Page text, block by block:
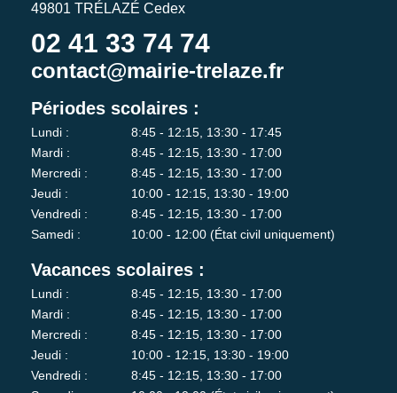
49801 TRÉLAZÉ Cedex
02 41 33 74 74
contact@mairie-trelaze.fr
Périodes scolaires :
Lundi :
8:45 - 12:15, 13:30 - 17:45
Mardi :
8:45 - 12:15, 13:30 - 17:00
Mercredi :
8:45 - 12:15, 13:30 - 17:00
Jeudi :
10:00 - 12:15, 13:30 - 19:00
Vendredi :
8:45 - 12:15, 13:30 - 17:00
Samedi :
10:00 - 12:00 (État civil uniquement)
Vacances scolaires :
Lundi :
8:45 - 12:15, 13:30 - 17:00
Mardi :
8:45 - 12:15, 13:30 - 17:00
Mercredi :
8:45 - 12:15, 13:30 - 17:00
Jeudi :
10:00 - 12:15, 13:30 - 19:00
Vendredi :
8:45 - 12:15, 13:30 - 17:00